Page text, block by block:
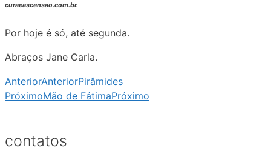
curaeascensao.com.br.
Por hoje é só, até segunda.
Abraços Jane Carla.
AnteriorAnteriorPirâmides
PróximoMão de FátimaPróximo
contatos